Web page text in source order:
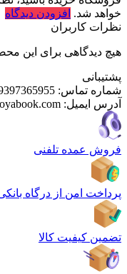
خواهد شد. افزودن دیدگاه
نظرات کاربران
هیچ دیدگاهی برای این
پشتیبانی
شماره تماس:
آدرس ایمیل:
فروش عمده تلفنی
پرداخت امن از درگاه
تضمین کیفیت کالا